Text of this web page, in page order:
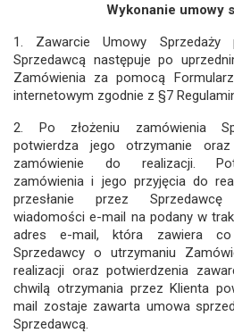
Wykonanie umowy
1. Zawarcie Umowy Sprzedaży
Sprzedawcą następuje po
Zamówienia za pomocą
internetowym zgodnie z §7
2. Po złożeniu zamówienia
potwierdza jego otrzymanie oraz
zamówienie do realizacji.
zamówienia i jego przyjęcia do
przesłanie przez
wiadomości e-mail na podany w
adres e-mail, która zawiera co
Sprzedawcy o utrzymaniu
realizacji oraz potwierdzenia
chwilą otrzymania przez Klienta
mail zostaje zawarta umowa
Sprzedawcą.